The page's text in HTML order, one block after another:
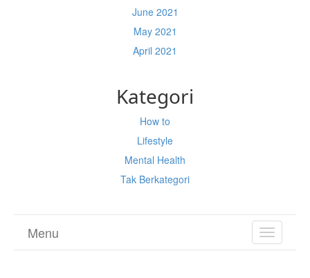
June 2021
May 2021
April 2021
Kategori
How to
Lifestyle
Mental Health
Tak Berkategori
TOGGLE
Menu